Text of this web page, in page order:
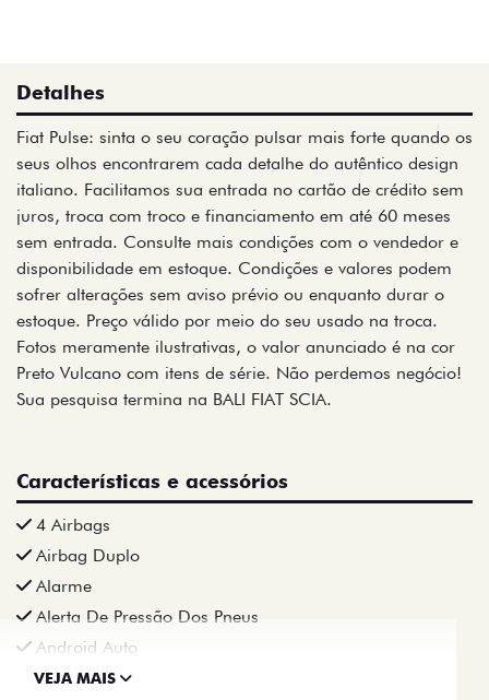
Detalhes
Fiat Pulse: sinta o seu coração pulsar mais forte quando os
seus olhos encontrarem cada detalhe do autêntico design
italiano. Facilitamos sua entrada no cartão de crédito sem
juros, troca com troco e financiamento em até 60 meses
sem entrada. Consulte mais condições com o vendedor e
disponibilidade em estoque. Condições e valores podem
sofrer alterações sem aviso prévio ou enquanto durar o
estoque. Preço válido por meio do seu usado na troca.
Fotos meramente ilustrativas, o valor anunciado é na cor
Preto Vulcano com itens de série. Não perdemos negócio!
Sua pesquisa termina na BALI FIAT SCIA.
Características e acessórios
4 Airbags
Airbag Duplo
Alarme
Alerta De Pressão Dos Pneus
Android Auto
VEJA MAIS